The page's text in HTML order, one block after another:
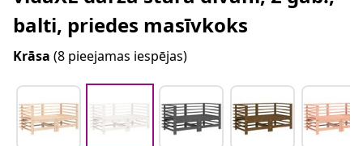
balti, priedes masīvkoks
Krāsa (8 pieejamas iespējas)